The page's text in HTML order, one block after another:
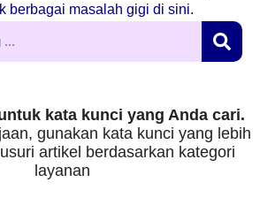
berbagai masalah gigi di sini.
kata kunci yang Anda cari.
gunakan kata kunci yang lebih
artikel berdasarkan kategori
layanan